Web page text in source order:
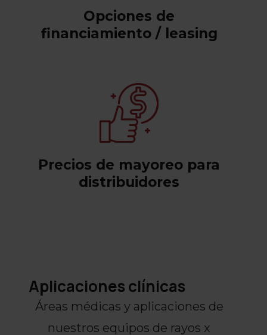
Opciones de
financiamiento / leasing
Precios de mayoreo para
distribuidores
Aplicaciones clínicas
Áreas médicas y aplicaciones de
nuestros equipos de rayos x